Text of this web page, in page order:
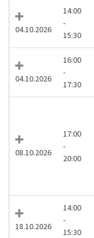
04.10.2026
14:00
-
15:30
04.10.2026
16:00
-
17:30
08.10.2026
17:00
-
20:00
18.10.2026
14:00
-
15:30